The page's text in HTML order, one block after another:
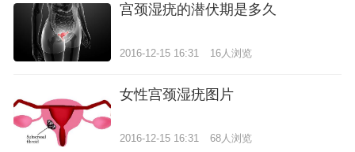
宫颈湿疣的潜伏期是多久
2016-12-15 16:31 16人浏览
女性宫颈湿疣图片
2016-12-15 16:31 68人浏览